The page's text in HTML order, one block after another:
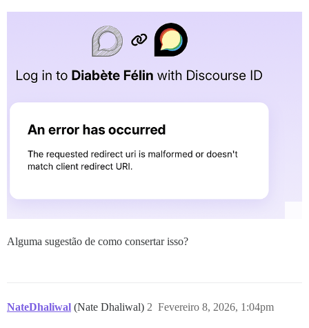
Alguma sugestão de como consertar isso?
NateDhaliwal (Nate Dhaliwal) Fevereiro 8, 2026, 1:04pm
2